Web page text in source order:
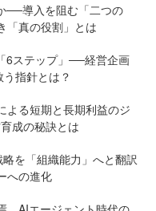
──導入を阻む「二つの
「真の役割」とは
6ステップ」──経営企画
指針とは？
よる短期と長期利益のジ
成の秘訣とは
を「組織能力」へと翻訳
への進化